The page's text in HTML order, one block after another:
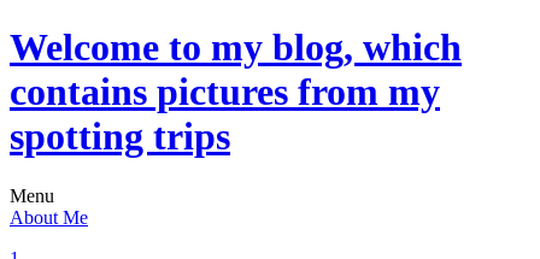
Welcome to my blog, which
contains pictures from my
spotting trips
Menu
About Me